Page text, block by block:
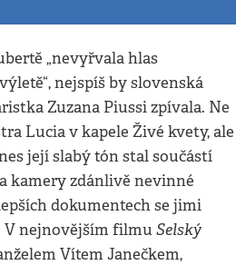
„nevyřvala hlas
nejspíš by slovenská
Zuzana Piussi zpívala. Ne
Lucia v kapele Živé kvety, ale
její slabý tón stal součástí
kamery zdánlivě nevinné
dokumentech se jimi
V nejnovějším filmu Selský
Vítem Janečkem,